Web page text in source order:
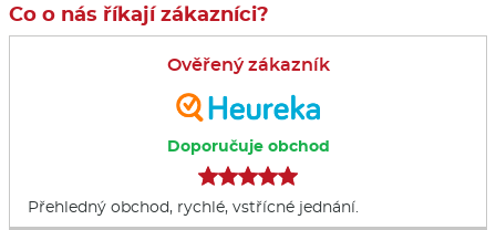
Co o nás říkají zákazníci?
Ověřený zákazník
Doporučuje obchod
Přehledný obchod, rychlé, vstřícné jednání.